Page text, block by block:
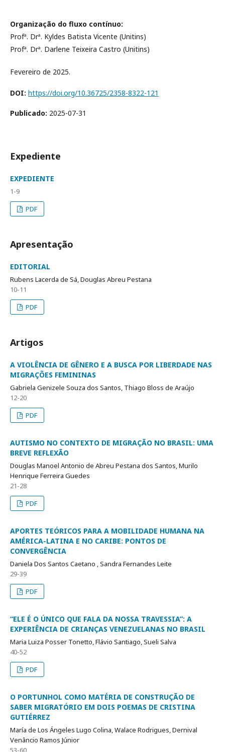
Organização do fluxo contínuo:
Profª. Drª. Kyldes Batista Vicente (Unitins)
Profª. Drª. Darlene Teixeira Castro (Unitins)
Fevereiro de 2025.
DOI: https://doi.org/10.36725/2358-8322-121
Publicado: 2025-07-31
Expediente
EXPEDIENTE
1-9
PDF
Apresentação
EDITORIAL
Rubens Lacerda de Sá, Douglas Abreu Pestana
10-11
PDF
Artigos
A VIOLÊNCIA DE GÊNERO E A BUSCA POR LIBERDADE NAS
MIGRAÇÕES FEMININAS
Gabriela Genizele Souza dos Santos, Thiago Bloss de Araújo
12-20
PDF
AUTISMO NO CONTEXTO DE MIGRAÇÃO NO BRASIL: UMA
BREVE REFLEXÃO
Douglas Manoel Antonio de Abreu Pestana dos Santos, Murilo
Henrique Ferreira Guedes
21-28
PDF
APORTES TEÓRICOS PARA A MOBILIDADE HUMANA NA
AMÉRICA-LATINA E NO CARIBE: PONTOS DE
CONVERGÊNCIA
Daniela Dos Santos Caetano , Sandra Fernandes Leite
29-39
PDF
“ELE É O ÚNICO QUE FALA DA NOSSA TRAVESSIA”: A
EXPERIÊNCIA DE CRIANÇAS VENEZUELANAS NO BRASIL
Maria Luiza Posser Tonetto, Flávio Santiago, Sueli Salva
40-52
PDF
O PORTUNHOL COMO MATÉRIA DE CONSTRUÇÃO DE
SABER MIGRATÓRIO EM DOIS POEMAS DE CRISTINA
GUTIÉRREZ
María de Los Ángeles Lugo Colina, Walace Rodrigues, Dernival
Venâncio Ramos Júnior
53-60